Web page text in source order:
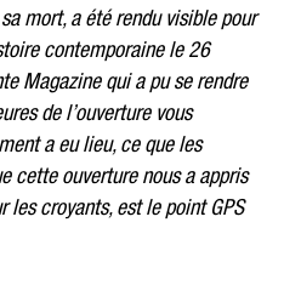
mort, a été rendu visible pour
contemporaine le 26
Magazine qui a pu se rendre
de l’ouverture vous
a eu lieu, ce que les
cette ouverture nous a appris
les croyants, est le point GPS